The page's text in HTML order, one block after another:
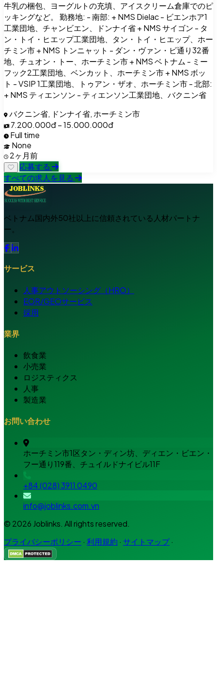
牛乳の梱包、ヨーグルトの充填、アイスクリーム倉庫でのピ
ッキングなど。 勤務地: - 南部: + NMS Dielac - ビエンホア1
工業団地、チャンビエン、ドンナイ省 + NMS サイゴン - タ
ン・トイ・ヒエップ工業団地、タン・トイ・ヒエップ、ホー
チミン市 + NMS トンニャット - ダン・ヴァン・ビ通り32番
地、チュオン・トー、ホーチミン市 + NMS ベトナム - ミー
フック2工業団地、ベンカット、ホーチミン市 + NMS ボッ
ト - VSIP 1工業団地、トゥアン・ザオ、ホーチミン市 - 北部:
+ NMS ティエンソン - ティエンソン工業団地、バクニン省
バクニン省, ドンナイ省, ホーチミン市
7.200.000đ – 15.000.000đ
Full time
None
2ヶ月前
応募する
すべての求人を見る
ベトナム国内外50社以上に信頼されている人材パートナ
ー。
サービス
人事アウトソーシング（HRO）
EOR/GEOサービス
採用
業界
飲食業
小売業
ロジスティクス
人事
製造業
お問い合わせ
ホーチミン市1区タン・ディン坊、ディエン・ビエン・
フー通り119番、チュイルドナイビル11F
+84 (028) 3911 0490
info@joblinks.com.vn
© 2026 Joblinks. All rights reserved.
プライバシーポリシー · 利用規約 · サイトマップ·